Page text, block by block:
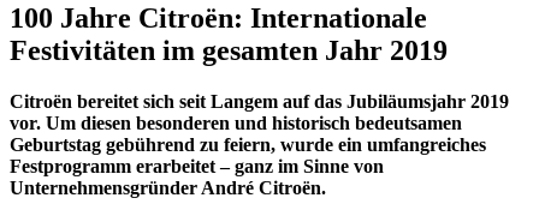
100 Jahre Citroën: Internationale
Festivitäten im gesamten Jahr 2019
Citroën bereitet sich seit Langem auf das Jubiläumsjahr 2019
vor. Um diesen besonderen und historisch bedeutsamen
Geburtstag gebührend zu feiern, wurde ein umfangreiches
Festprogramm erarbeitet – ganz im Sinne von
Unternehmensgründer André Citroën.